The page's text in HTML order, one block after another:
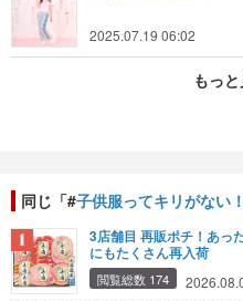
2025.07.19 06:02
もっ
同じ「#子供服ってキリがない！
3店舗目 再販ポチ！あっ
にもたくさん再入荷
閲覧総数 174